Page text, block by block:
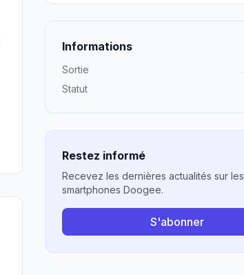
Informations
Sortie
Statut
Restez informé
Recevez les dernières actualités sur les
smartphones Doogee.
S'abonner